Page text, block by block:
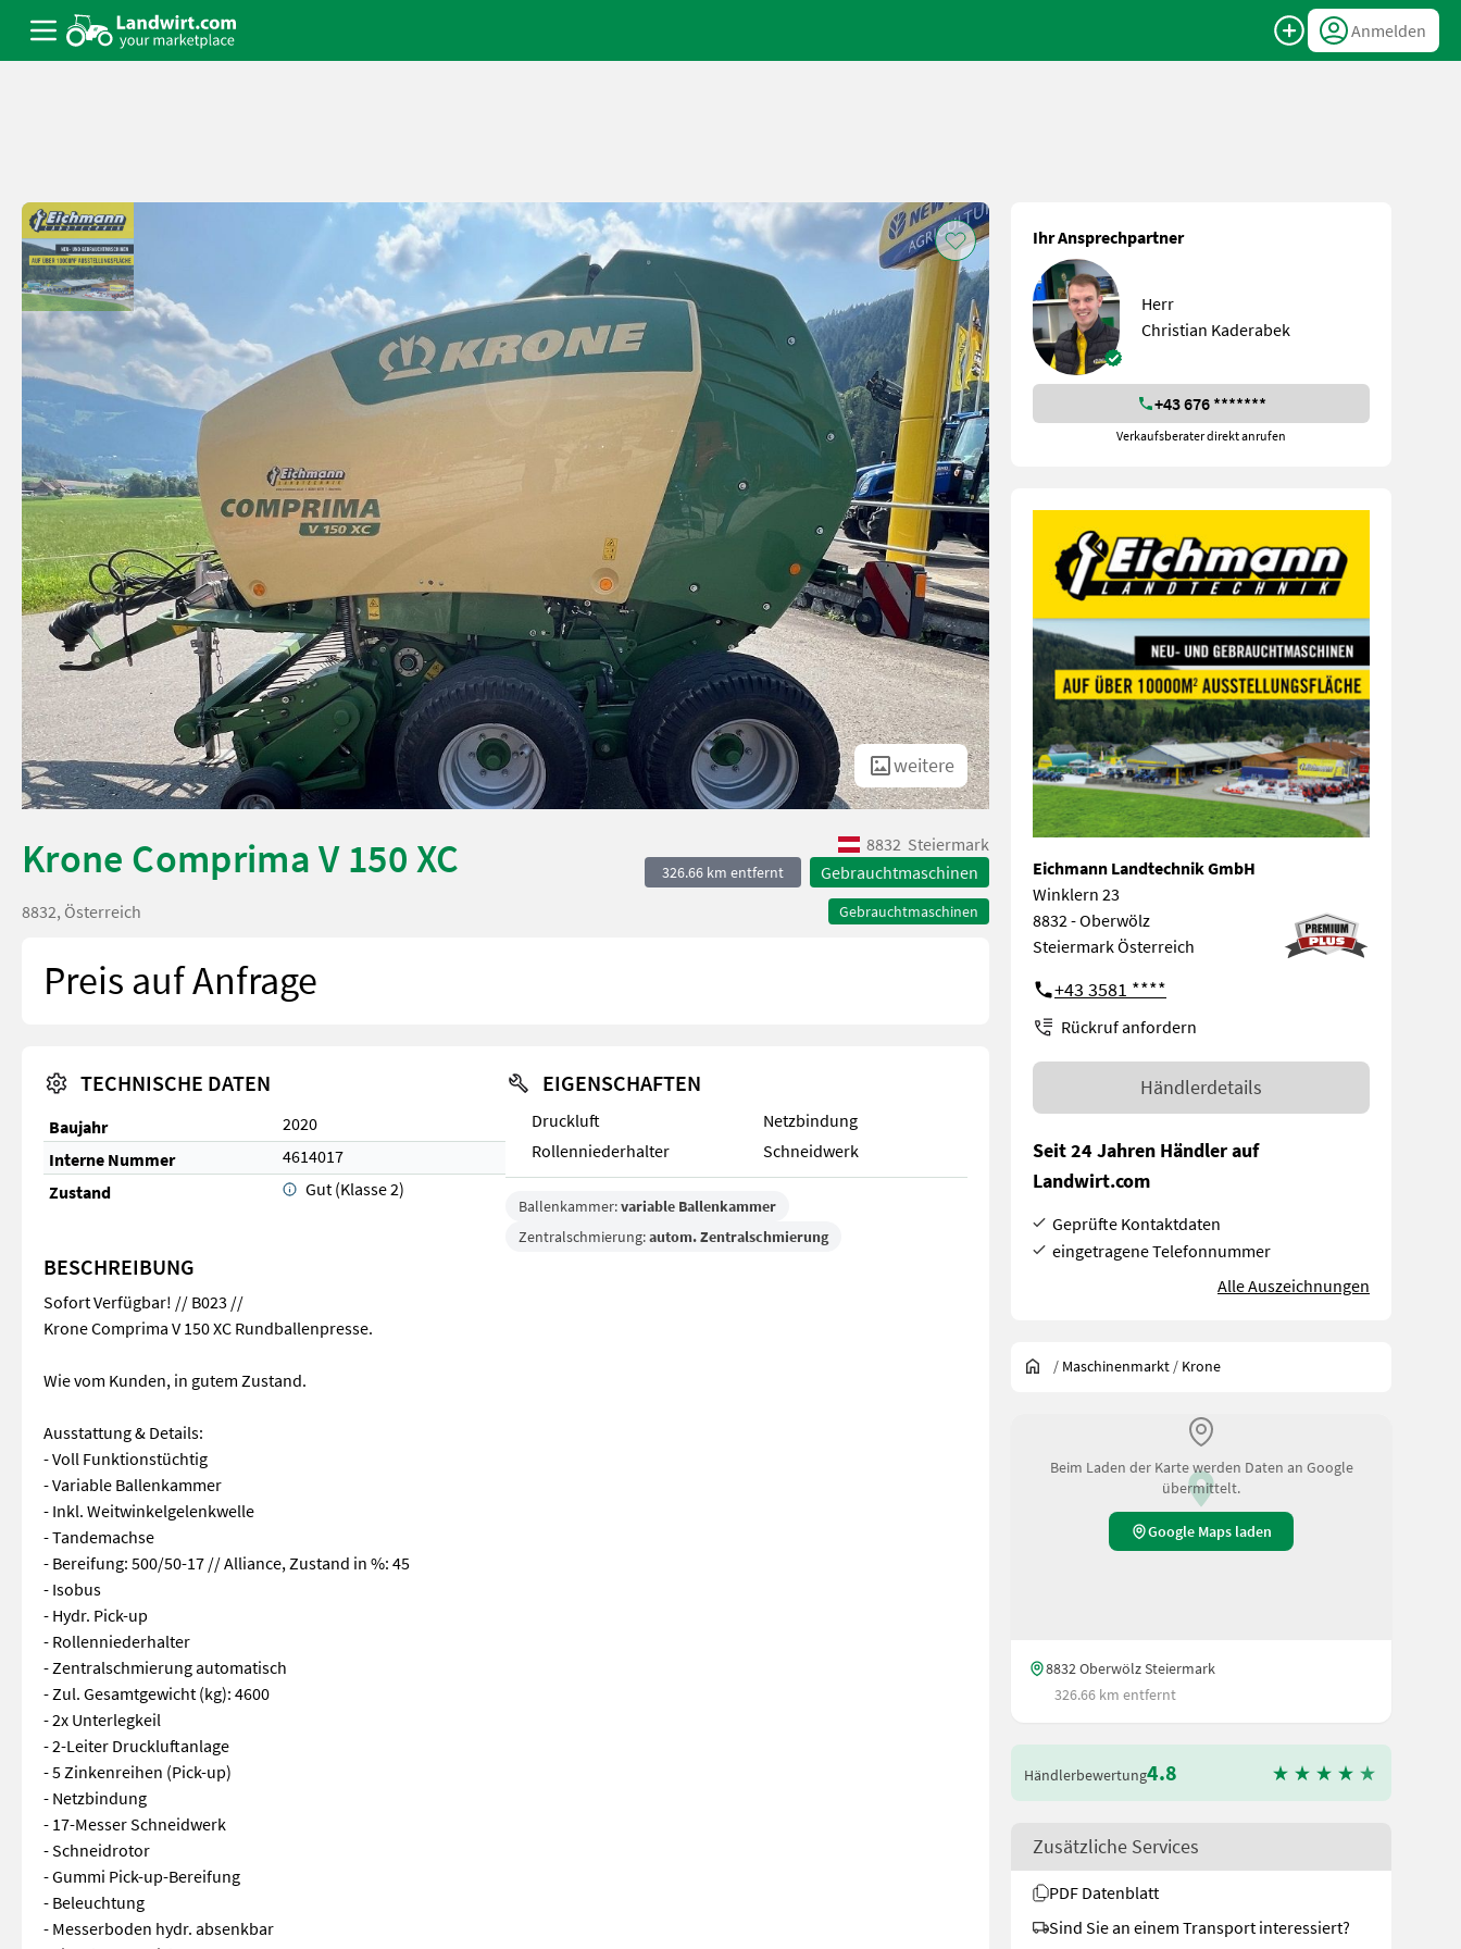
Anmelden
weitere
Krone Comprima V 150 XC 8832 Steiermark
326.66 km entfernt Gebrauchtmaschinen
Gebrauchtmaschinen
8832, Österreich
Preis auf Anfrage
TECHNISCHE DATEN
Baujahr
2020
Interne Nummer
4614017
Zustand
Gut (Klasse 2)
EIGENSCHAFTEN
Druckluft
Netzbindung
Rollenniederhalter
Schneidwerk
Ballenkammer:variable Ballenkammer
Zentralschmierung:autom. Zentralschmierung
BESCHREIBUNG
Sofort Verfügbar! // B023 //
Krone Comprima V 150 XC Rundballenpresse.
Wie vom Kunden, in gutem Zustand.
Ausstattung & Details:
- Voll Funktionstüchtig
- Variable Ballenkammer
- Inkl. Weitwinkelgelenkwelle
- Tandemachse
- Bereifung: 500/50-17 // Alliance, Zustand in %: 45
- Isobus
- Hydr. Pick-up
- Rollenniederhalter
- Zentralschmierung automatisch
- Zul. Gesamtgewicht (kg): 4600
- 2x Unterlegkeil
- 2-Leiter Druckluftanlage
- 5 Zinkenreihen (Pick-up)
- Netzbindung
- 17-Messer Schneidwerk
- Schneidrotor
- Gummi Pick-up-Bereifung
- Beleuchtung
- Messerboden hydr. absenkbar
Ihr Ansprechpartner
Herr
Christian Kaderabek
+43 676 *******
Verkaufsberater direkt anrufen
Eichmann Landtechnik GmbH
Winklern 23
8832 - Oberwölz
Steiermark Österreich
+43 3581 ****
Rückruf anfordern
Händlerdetails
Seit 24 Jahren Händler auf
Landwirt.com
Geprüfte Kontaktdaten
eingetragene Telefonnummer
Alle Auszeichnungen
/ Maschinenmarkt / Krone
Beim Laden der Karte werden Daten an Google
übermittelt.
Google Maps laden
8832 Oberwölz Steiermark
326.66 km entfernt
Händlerbewertung4.8
Zusätzliche Services
PDF Datenblatt
Sind Sie an einem Transport interessiert?